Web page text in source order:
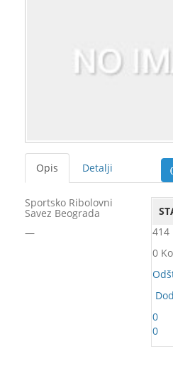
Opis Detalji
414
0
0
0
Sportsko Ribolovni
Savez Beograda
—